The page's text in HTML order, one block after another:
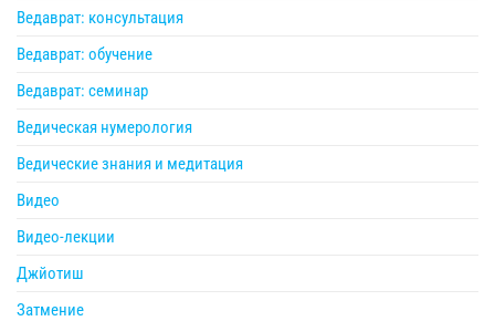
Ведаврат: консультация
Ведаврат: обучение
Ведаврат: семинар
Ведическая нумерология
Ведические знания и медитация
Видео
Видео-лекции
Джйотиш
Затмение